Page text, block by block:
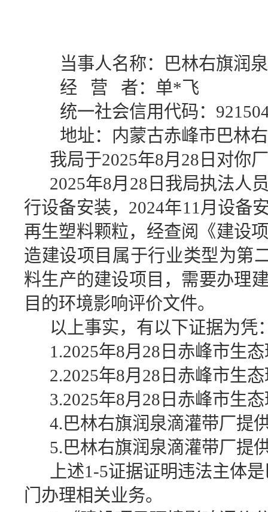
当事人名称：
巴林右旗润
经 营 者：单*
统一社会信用代码：
地址：内蒙古赤峰市巴林右
我局于2025年8月28日对你
2025年8月28日我局执法人
行设备安装，2024年11月设备
再生塑料颗粒，经查阅《建设
造建设项目属于行业类型为第
料生产的建设项目，需要办理
目的环境影响评价文件。
以上事实，有以下证据为凭
1.2025年8月28日赤峰市生
2.2025年8月28日赤峰市生
3.2025年8月28日赤峰市生
4. 巴林右旗润泉滴灌带厂提
5. 巴林右旗润泉滴灌带厂提
上述1-5证据证明违法主体
门办理相关业务。